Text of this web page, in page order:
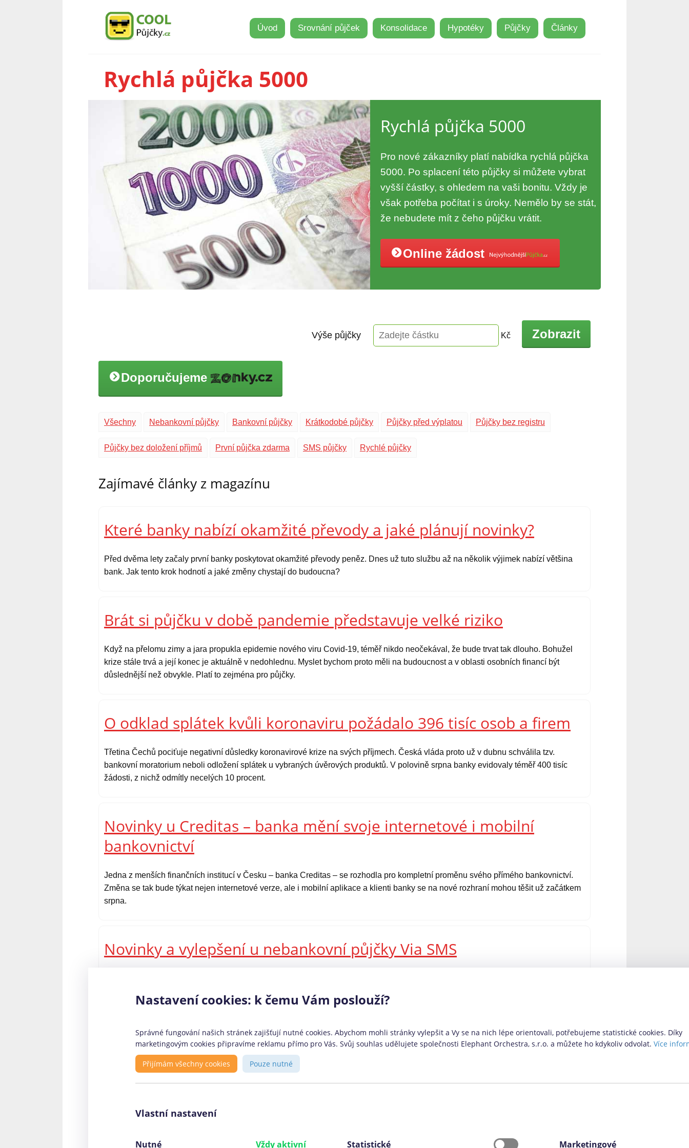
Úvod Srovnání půjček Konsolidace Hypotéky Půjčky Články
Rychlá půjčka 5000
Rychlá půjčka 5000
Pro nové zákazníky platí nabídka rychlá půjčka
5000. Po splacení této půjčky si můžete vybrat
vyšší částky, s ohledem na vaši bonitu. Vždy je
však potřeba počítat i s úroky. Nemělo by se stát,
že nebudete mít z čeho půjčku vrátit.
Online žádost
Výše půjčky Kč Zobrazit
Doporučujeme
Všechny Nebankovní půjčky Bankovní půjčky Krátkodobé půjčky Půjčky před výplatou Půjčky bez registru
Půjčky bez doložení příjmů První půjčka zdarma SMS půjčky Rychlé půjčky
Zajímavé články z magazínu
Které banky nabízí okamžité převody a jaké plánují novinky?
Před dvěma lety začaly první banky poskytovat okamžité převody peněz. Dnes už tuto službu až na několik výjimek nabízí většina
bank. Jak tento krok hodnotí a jaké změny chystají do budoucna?
Brát si půjčku v době pandemie představuje velké riziko
Když na přelomu zimy a jara propukla epidemie nového viru Covid-19, téměř nikdo neočekával, že bude trvat tak dlouho. Bohužel
krize stále trvá a její konec je aktuálně v nedohlednu. Myslet bychom proto měli na budoucnost a v oblasti osobních financí být
důslednější než obvykle. Platí to zejména pro půjčky.
O odklad splátek kvůli koronaviru požádalo 396 tisíc osob a firem
Třetina Čechů pociťuje negativní důsledky koronavirové krize na svých příjmech. Česká vláda proto už v dubnu schválila tzv.
bankovní moratorium neboli odložení splátek u vybraných úvěrových produktů. V polovině srpna banky evidovaly téměř 400 tisíc
žádosti, z nichž odmítly necelých 10 procent.
Novinky u Creditas – banka mění svoje internetové i mobilní
bankovnictví
Jedna z menších finančních institucí v Česku – banka Creditas – se rozhodla pro kompletní proměnu svého přímého bankovnictví.
Změna se tak bude týkat nejen internetové verze, ale i mobilní aplikace a klienti banky se na nové rozhraní mohou těšit už začátkem
srpna.
Novinky a vylepšení u nebankovní půjčky Via SMS
kteří potřebují půjčit vyšší částku nebo preferují větší volnost při způsobu splácení. Jaké konkrétní novinky si pro nás provozovatel
Rychlé odkazy Provozovatel
00, Praha 8, DIČ: CZ03272974
transparentosti a úplnosti
Nastavení cookies: k čemu Vám poslouží?
Správné fungování našich stránek zajišťují nutné cookies. Abychom mohli stránky vylepšit a Vy se na nich lépe orientovali, potřebujeme statistické cookies. Díky
marketingovým cookies připravíme reklamu přímo pro Vás. Svůj souhlas udělujete společnosti Elephant Orchestra, s.r.o. a můžete ho kdykoliv odvolat. Více
Přijímám všechny cookies Pouze nutné
Vlastní nastavení
Nutné Vždy aktivní Statistické Marketingové